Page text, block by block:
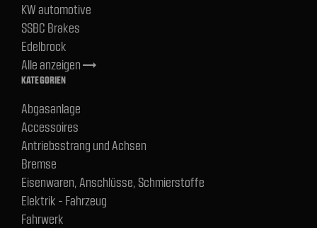
KW automotive
SSBC Brakes
Edelbrock
Alle anzeigentrending_flat
KATEGORIEN
Abgasanlage
Accessoires
Antriebsstrang und Achsen
Bremse
Eisenwaren, Anschlüsse, Schmierstoffe
Elektrik - Fahrzeug
Fahrwerk